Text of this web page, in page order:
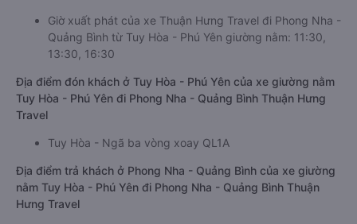
Giờ xuất phát của xe Thuận Hưng Travel đi Phong Nha -
Quảng Bình từ Tuy Hòa - Phú Yên giường nằm: 11:30,
13:30, 16:30
Địa điểm đón khách ở Tuy Hòa - Phú Yên của xe giường nằm
Tuy Hòa - Phú Yên đi Phong Nha - Quảng Bình Thuận Hưng
Travel
Tuy Hòa - Ngã ba vòng xoay QL1A
Địa điểm trả khách ở Phong Nha - Quảng Bình của xe giường
nằm Tuy Hòa - Phú Yên đi Phong Nha - Quảng Bình Thuận
Hưng Travel